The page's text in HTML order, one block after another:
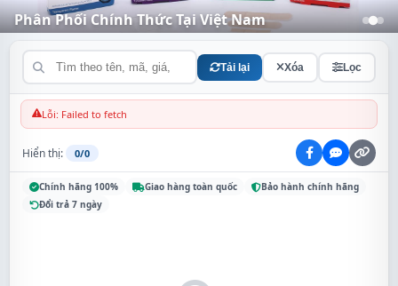
Phân Phối Chính Thức Tại Việt Nam
Tải lại Xóa Lọc
Lỗi: Failed to fetch
Hiển thị: 0/0
Chính hãng 100% Giao hàng toàn quốc
Bảo hành chính hãng
Đổi trả 7 ngày